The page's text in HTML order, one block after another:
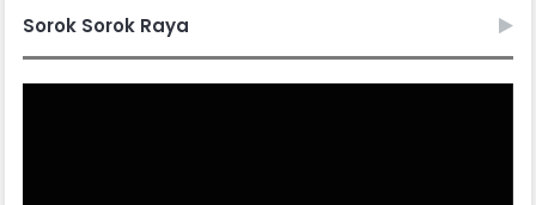
Sorok Sorok Raya